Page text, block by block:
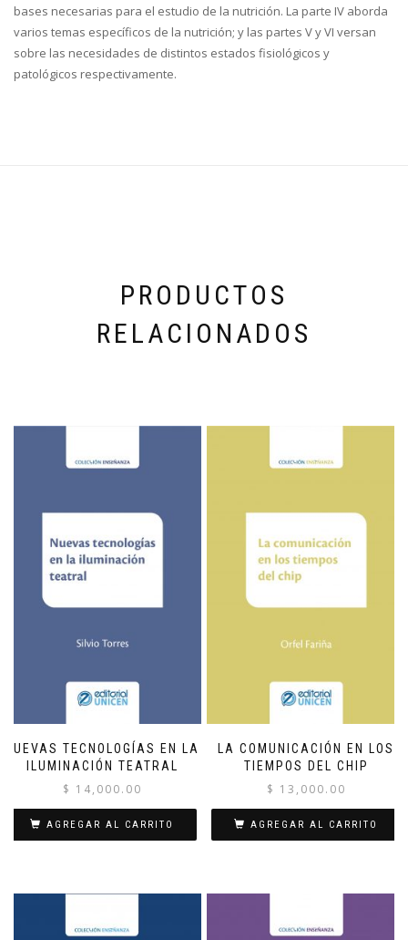
bases necesarias para el estudio de la nutrición. La parte IV aborda
varios temas específicos de la nutrición; y las partes V y VI versan
sobre las necesidades de distintos estados fisiológicos y
patológicos respectivamente.
PRODUCTOS
RELACIONADOS
NUEVAS TECNOLOGÍAS EN LA
ILUMINACIÓN TEATRAL
$ 14,000.00
AGREGAR AL CARRITO
LA COMUNICACIÓN EN LOS
TIEMPOS DEL CHIP
$ 13,000.00
AGREGAR AL CARRITO